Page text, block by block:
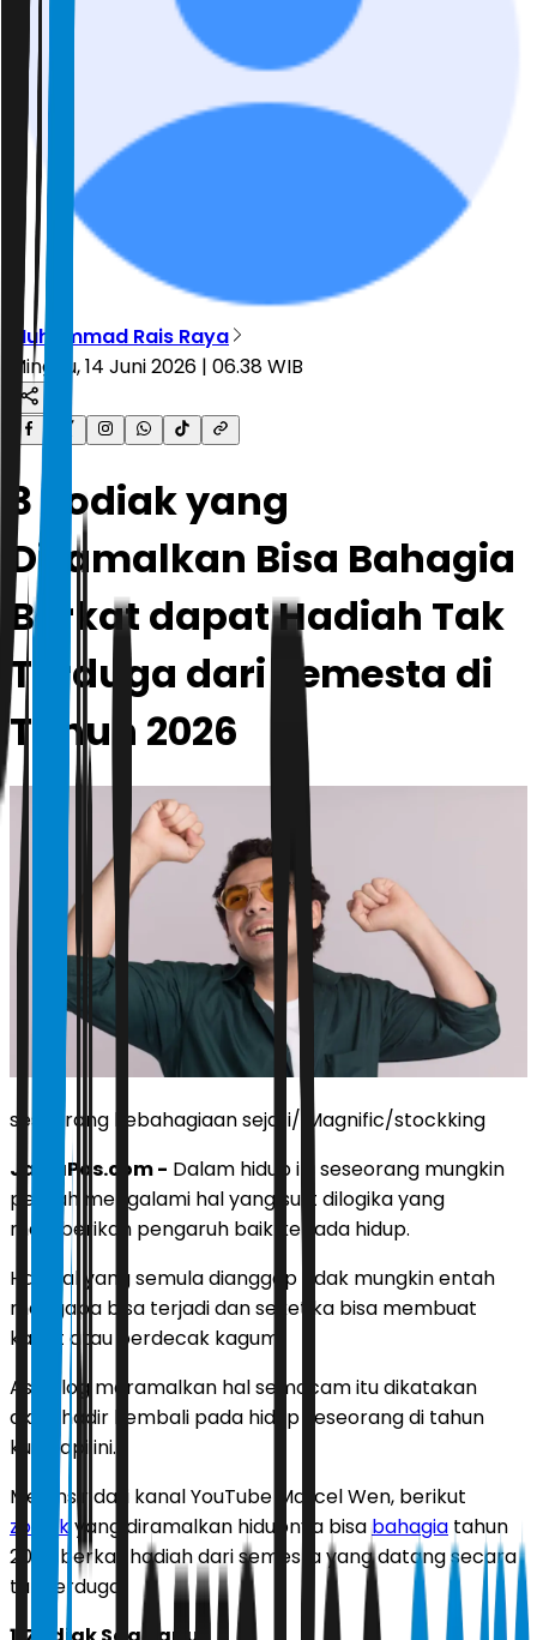
Muhammad Rais Raya
Minggu, 14 Juni 2026 | 06.38 WIB
3 Zodiak yang
Diramalkan Bisa Bahagia
Berkat dapat Hadiah Tak
Terduga dari Semesta di
Tahun 2026
seseorang kebahagiaan sejati/ Magnific/stockking
JawaPos.com - Dalam hidup ini seseorang mungkin
pernah mengalami hal yang sulit dilogika yang
memberikan pengaruh baik kepada hidup.
Hal-hal yang semula dianggap tidak mungkin entah
mengapa bisa terjadi dan seketika bisa membuat
kaget atau berdecak kagum.
Astrolog meramalkan hal semacam itu dikatakan
akan hadir kembali pada hidup seseorang di tahun
kuda api ini.
Melansir dari kanal YouTube Marcel Wen, berikut
zodiak yang diramalkan hidupnya bisabahagia tahun
2026 berkat hadiah dari semesta yang datang secara
tak terduga.